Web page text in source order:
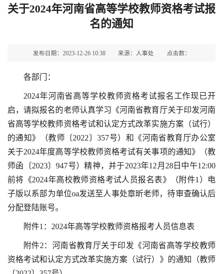
关于2024年河南省高等学校教师资格考试报
名的通知
发布日期：2023-12-26 10:38 来源：人事处 点击数：
各部门：
2024年河南省高等学校教师资格考试报名工作现已开
启，请拟报名的老师认真学习《河南省教育厅关于印发河南
省高等学校教师资格考试和认定方式改革实施方案（试行）
的通知》（教师〔2022〕357号）和《河南省教育厅办公室
关于2024年度高等学校教师资格考试有关事项的通知》（教
师函〔2023〕947号）精神，并于2023年12月28日中午12:00
前将《2024年高校教师资格考试人员报名表》（附件1）电
子版以系部为单位oa发送至人事处章昕老师，待审查确认后
分配登陆账号。
附件1：2024年高等学校教师资格报考人员信息表
附件2：河南省教育厅关于印发《河南省高等学校教师
资格考试和认定方式改革实施方案（试行）》的通知（教师